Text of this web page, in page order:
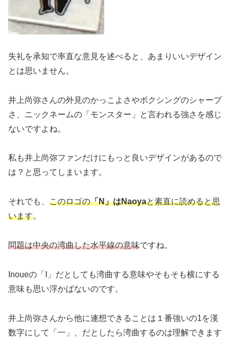
失礼を承知で率直な意見を述べると、あまりいいデザイン
とは思いません。
井上尚弥さんの外見のかっこよさやボクシングのシャープ
さ、ニックネームの「モンスター」と言われる強さを感じ
ないですよね。
私も井上尚弥ファンだけにもっと良いデザインがあるので
は？と思ってしまいます。
それでも、 このロゴの「N」はNaoyaと素直に読めると思
います。
問題は中央の湾曲した水平線の意味ですね。
Inoueの「I」だとしても湾曲する意味やそもそも横にする
意味も思い浮かばないのです。
井上尚弥さんから他に連想できることは１番強いの1を漢
数字にして「一」、だとしたら湾曲するのは理解できます